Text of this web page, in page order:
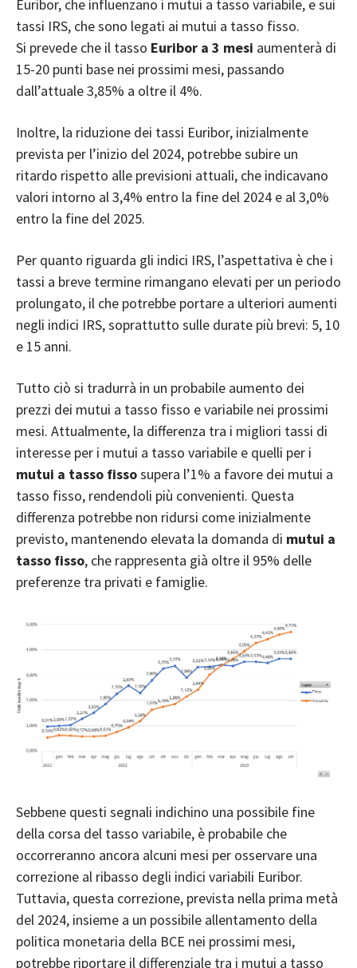
Euribor, che influenzano i mutui a tasso variabile, e sui
tassi IRS, che sono legati ai mutui a tasso fisso.
Si prevede che il tasso Euribor a 3 mesi aumenterà di
15-20 punti base nei prossimi mesi, passando
dall’attuale 3,85% a oltre il 4%.
Inoltre, la riduzione dei tassi Euribor, inizialmente
prevista per l’inizio del 2024, potrebbe subire un
ritardo rispetto alle previsioni attuali, che indicavano
valori intorno al 3,4% entro la fine del 2024 e al 3,0%
entro la fine del 2025.
Per quanto riguarda gli indici IRS, l’aspettativa è che i
tassi a breve termine rimangano elevati per un periodo
prolungato, il che potrebbe portare a ulteriori aumenti
negli indici IRS, soprattutto sulle durate più brevi: 5, 10
e 15 anni.
Tutto ciò si tradurrà in un probabile aumento dei
prezzi dei mutui a tasso fisso e variabile nei prossimi
mesi. Attualmente, la differenza tra i migliori tassi di
interesse per i mutui a tasso variabile e quelli per i
mutui a tasso fissosupera l’1% a favore dei mutui a
tasso fisso, rendendoli più convenienti. Questa
differenza potrebbe non ridursi come inizialmente
previsto, mantenendo elevata la domanda di mutui a
tasso fisso, che rappresenta già oltre il 95% delle
preferenze tra privati e famiglie.
Sebbene questi segnali indichino una possibile fine
della corsa del tasso variabile, è probabile che
occorreranno ancora alcuni mesi per osservare una
correzione al ribasso degli indici variabili Euribor.
Tuttavia, questa correzione, prevista nella prima metà
del 2024, insieme a un possibile allentamento della
politica monetaria della BCE nei prossimi mesi,
potrebbe riportare il differenziale tra i mutui a tasso